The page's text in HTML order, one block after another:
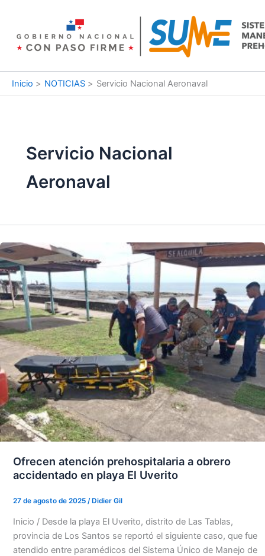
contenido
Inicio NOTICIAS Servicio Nacional Aeronaval
Servicio Nacional
Aeronaval
Ofrecen atención prehospitalaria a obrero
accidentado en playa El Uverito
27 de agosto de 2025 /Didier Gil
Inicio / Desde la playa El Uverito, distrito de Las Tablas,
provincia de Los Santos se reportó el siguiente caso, que fue
atendido entre paramédicos del Sistema Único de Manejo de